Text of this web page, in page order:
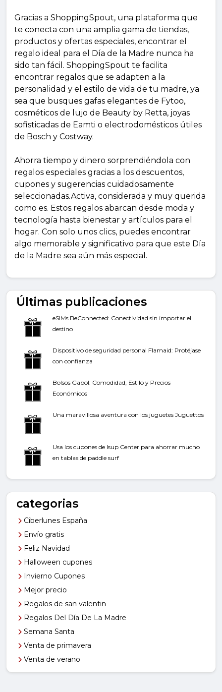
Gracias a ShoppingSpout, una plataforma que
te conecta con una amplia gama de tiendas,
productos y ofertas especiales, encontrar el
regalo ideal para el Día de la Madre nunca ha
sido tan fácil. ShoppingSpout te facilita
encontrar regalos que se adapten a la
personalidad y el estilo de vida de tu madre, ya
sea que busques gafas elegantes de Fytoo,
cosméticos de lujo de Beauty by Retta, joyas
sofisticadas de Eamti o electrodomésticos útiles
de Bosch y Costway.
Ahorra tiempo y dinero sorprendiéndola con
regalos especiales gracias a los descuentos,
cupones y sugerencias cuidadosamente
seleccionadas.Activa, considerada y muy querida
como es. Estos regalos abarcan desde moda y
tecnología hasta bienestar y artículos para el
hogar. Con solo unos clics, puedes encontrar
algo memorable y significativo para que este Día
de la Madre sea aún más especial.
Últimas publicaciones
eSIMs BeConnected: Conectividad sin importar el
destino
Dispositivo de seguridad personal Flamaid: Protéjase
con confianza
Bolsos Gabol: Comodidad, Estilo y Precios
Económicos
Una maravillosa aventura con los juguetes Juguettos
Usa los cupones de Isup Center para ahorrar mucho
en tablas de paddle surf
categorias
Ciberlunes España
Envío gratis
Feliz Navidad
Halloween cupones
Invierno Cupones
Mejor precio
Regalos de san valentin
Regalos Del Día De La Madre
Semana Santa
Venta de primavera
Venta de verano